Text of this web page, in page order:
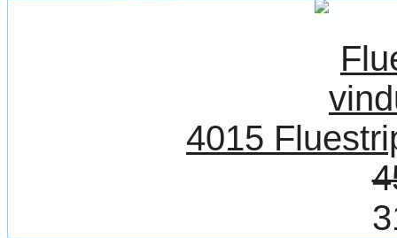
4015